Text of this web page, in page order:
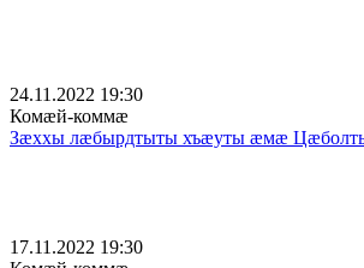
24.11.2022 19:30
Комæй-коммæ
Зæххы лæбырдтыты хъæуты æмæ
17.11.2022 19:30